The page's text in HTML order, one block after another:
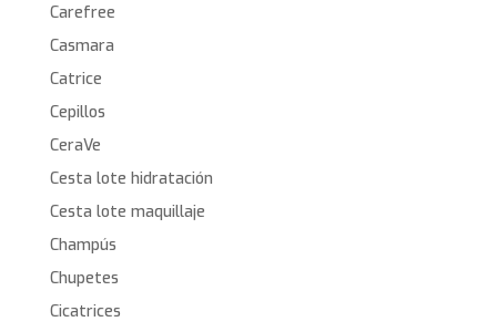
Carefree
Casmara
Catrice
Cepillos
CeraVe
Cesta lote hidratación
Cesta lote maquillaje
Champús
Chupetes
Cicatrices